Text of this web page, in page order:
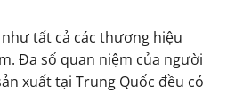
tất cả các thương hiệu
Đa số quan niệm của người
xuất tại Trung Quốc đều có